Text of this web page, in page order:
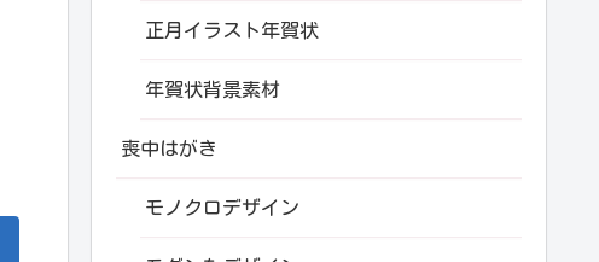
正月イラスト年賀状
年賀状背景素材
喪中はがき
モノクロデザイン